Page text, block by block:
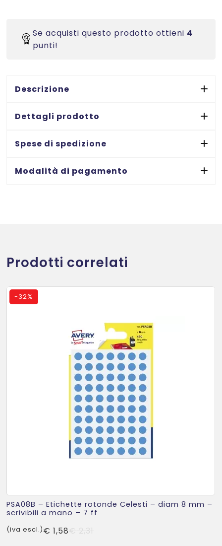
-
diam
-
a
7
quantità
Se acquisti questo prodotto ottieni 4
punti!
Descrizione
Dettagli prodotto
Spese di spedizione
Modalità di pagamento
Prodotti correlati
-32%
PSA08B – Etichette rotonde Celesti – diam 8 mm –
scrivibili a mano – 7 ff
€ 1,58
(iva escl.)